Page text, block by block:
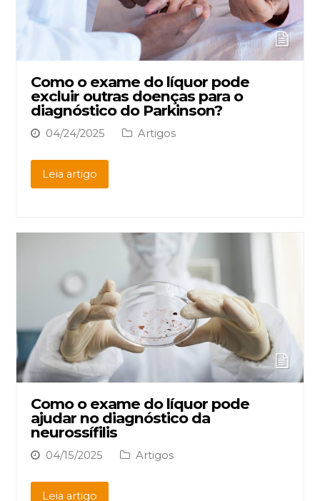
Como o exame do líquor pode
excluir outras doenças para o
diagnóstico do Parkinson?
04/24/2025 Artigos
Leia artigo
Como o exame do líquor pode
ajudar no diagnóstico da
neurossífilis
04/15/2025 Artigos
Leia artigo